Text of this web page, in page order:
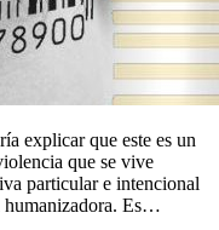
explicar que este es un
que se vive
particular e intencional
humanizadora. Es…